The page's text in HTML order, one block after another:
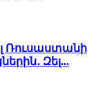
Ռուսաստանի
Զել...